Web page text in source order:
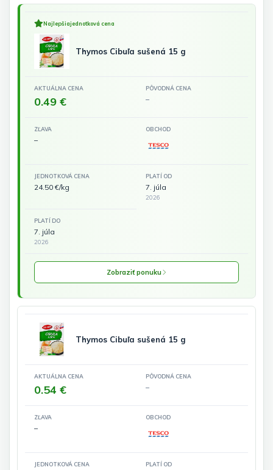
Najlepšiajednotková cena
Thymos Cibuľa sušená 15 g
AKTUÁLNA CENA
0.49 €
PÔVODNÁ CENA
–
ZĽAVA
–
OBCHOD
JEDNOTKOVÁ CENA
24.50 €/kg
PLATÍ OD
7. júla
2026
PLATÍ DO
7. júla
2026
Zobraziť ponuku
Thymos Cibuľa sušená 15 g
AKTUÁLNA CENA
0.54 €
PÔVODNÁ CENA
–
ZĽAVA
–
OBCHOD
JEDNOTKOVÁ CENA PLATÍ OD